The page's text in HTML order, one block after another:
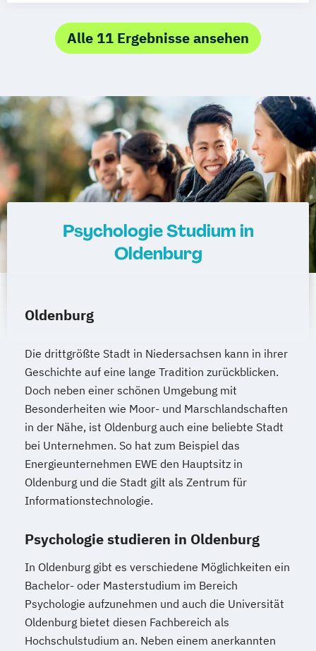
Alle 11 Ergebnisse ansehen
Psychologie Studium in
Oldenburg
Oldenburg
Die drittgrößte Stadt in Niedersachsen kann in ihrer
Geschichte auf eine lange Tradition zurückblicken.
Doch neben einer schönen Umgebung mit
Besonderheiten wie Moor- und Marschlandschaften
in der Nähe, ist Oldenburg auch eine beliebte Stadt
bei Unternehmen. So hat zum Beispiel das
Energieunternehmen EWE den Hauptsitz in
Oldenburg und die Stadt gilt als Zentrum für
Informationstechnologie.
Psychologie studieren in Oldenburg
In Oldenburg gibt es verschiedene Möglichkeiten ein
Bachelor- oder Masterstudium im Bereich
Psychologie aufzunehmen und auch die Universität
Oldenburg bietet diesen Fachbereich als
Hochschulstudium an. Neben einem anerkannten